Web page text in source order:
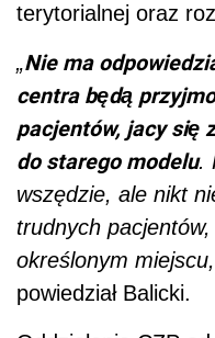
terytorialnej oraz
„Nie ma
centra będą
pacjentów, jacy się
do starego modelu.
wszędzie, ale nikt
trudnych
określonym
powiedział Balicki.